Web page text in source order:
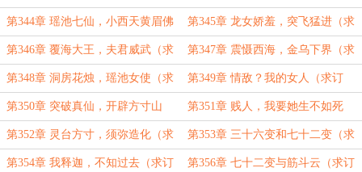
订阅） 订阅）
第344章 瑶池七仙，小西天黄眉佛
（求订阅）
第345章 龙女娇羞，突飞猛进（求
订阅）
第346章 覆海大王，夫君威武（求
订阅）
第347章 震慑西海，金乌下界（求
订阅）
第348章 洞房花烛，瑶池女使（求
订阅）
第349章 情敌？我的女人（求订
阅）
第350章 突破真仙，开辟方寸山
（求订阅）
第351章 贱人，我要她生不如死
（求订阅）
第352章 灵台方寸，须弥造化（求
订阅）
第353章 三十六变和七十二变（求
订阅）
第354章 我释迦，不知过去（求订 第356章 七十二变与筋斗云（求订